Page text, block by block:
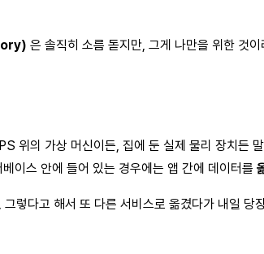
은 솔직히 소름 돋지만, 그게 나만을 위한 것
위의 가상 머신이든, 집에 둔 실제 물리 장치든
이스 안에 들어 있는 경우에는 앱 간에 데이터를
그렇다고 해서 또 다른 서비스로 옮겼다가 내일